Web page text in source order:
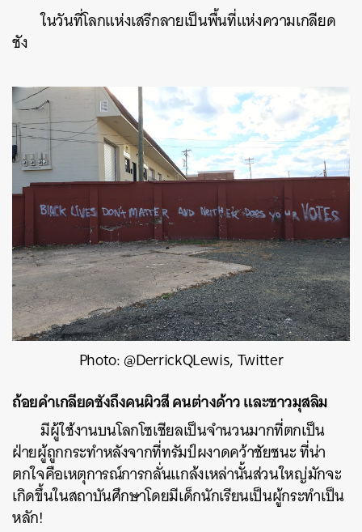
ในวันที่โลกแห่งเสรีกลายเป็นพื้นที่แห่งความเกลียด
ชัง
Photo: @DerrickQLewis, Twitter
ถ้อยคำเกลียดชังถึงคนผิวสี คนต่างด้าว และชาวมุสลิม
มีผู้ใช้งานบนโลกโซเชียลเป็นจำนวนมากที่ตกเป็น
ฝ่ายผู้ถูกกระทำหลังจากที่ทรัมป์ผงาดคว้าชัยชนะ ที่น่า
ตกใจคือเหตุการณ์การกลั่นแกล้งเหล่านั้นส่วนใหญ่มักจะ
เกิดขึ้นในสถาบันศึกษาโดยมีเด็กนักเรียนเป็นผู้กระทำเป็น
หลัก!